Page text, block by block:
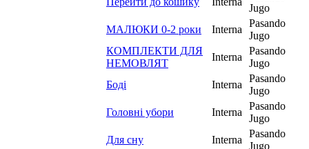
Jugo
МАЛЮКИ 0-2 роки
Interna
Pasando
Jugo
КОМПЛЕКТИ ДЛЯ
НЕМОВЛЯТ
Interna
Pasando
Jugo
Боді
Interna
Pasando
Jugo
Головні убори
Interna
Pasando
Jugo
Для сну
Interna
Pasando
Jugo